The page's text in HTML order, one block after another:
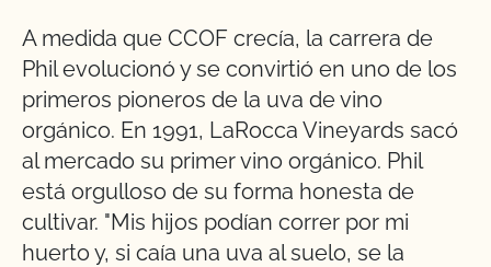
A medida que CCOF crecía, la carrera de
Phil evolucionó y se convirtió en uno de los
primeros pioneros de la uva de vino
orgánico. En 1991, LaRocca Vineyards sacó
al mercado su primer vino orgánico. Phil
está orgulloso de su forma honesta de
cultivar. "Mis hijos podían correr por mi
huerto y, si caía una uva al suelo, se la